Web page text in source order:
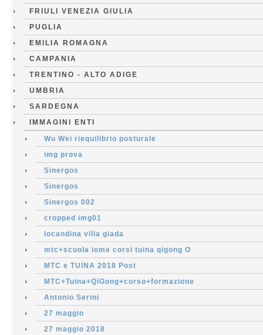
FRIULI VENEZIA GIULIA
PUGLIA
EMILIA ROMAGNA
CAMPANIA
TRENTINO - ALTO ADIGE
UMBRIA
SARDEGNA
IMMAGINI ENTI
Wu Wei riequilibrio posturale
img prova
Sinergos
Sinergos
Sinergos 002
cropped img01
locandina villa giada
mtc+scuola iome corsi tuina qigong O
MTC e TUINA 2018 Post
MTC+Tuina+QiGong+corso+formazione
Antonio Serini
27 maggio
27 maggio 2018